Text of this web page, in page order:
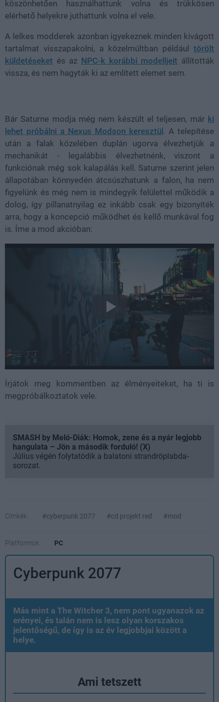
köszönhetően használhattunk volna és trükkösen
elérhető helyekre juthattunk volna el vele.
A lelkes modderek azonban igyekeznek minden kivágott
tartalmat visszapakolni, a közelmúltban például törölt
küldetéseket és az NPC-k korábbi modelljeit állították
vissza, és nem hagyták ki az említett elemet sem.
Bár Saturne modja még nem készült el teljesen, már ki
lehet próbálni a Nexus Modson keresztül . A telepítése
után a falak közelében duplán ugorva élvezhetjük a
mechanikát - legalábbis élvezhetnénk, viszont a
funkciónak még sok kalapálás kell. Saturne szerint jelen
állapotában könnyedén átcsúszhatunk a falon, ha nem
figyelünk és még nem is mindegyik felülettel működik a
dolog, így pillanatnyilag ez inkább csak egy bizonyíték
arra, hogy a koncepció működhet és kellő munkával fog
is. Íme a mod akcióban:
Írjátok meg kommentben az élményeiteket, ha ti is
megpróbálkoztatok vele.
SMASH by Meló-Diák: Homok, zene és a nyár legjobb
hangulata – Jön a második forduló! (X)
Július végén folytatódik a balatoni strandröplabda-
sorozat.
Címkék: #cyberpunk 2077 #cd projekt red #mod
Platformok: PC
Cyberpunk 2077
Más mint a The Witcher 3, nem pont ugyanazok az
erényei, és talán nem is lesz olyan korszakos
jelentőségű, de így is az év legjobbjai között a
helye.
Ami tetszett